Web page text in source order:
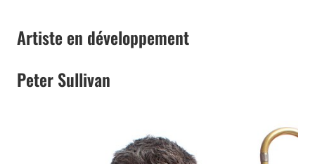
Artiste en développement
Peter Sullivan